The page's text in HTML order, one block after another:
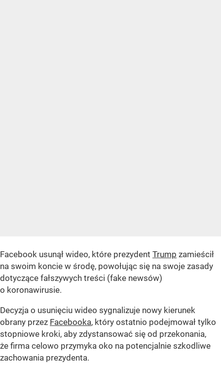
Facebook usunął wideo, które prezydent Trump zamieścił
na swoim koncie w środę, powołując się na swoje zasady
dotyczące fałszywych treści (fake newsów)
o koronawirusie.
Decyzja o usunięciu wideo sygnalizuje nowy kierunek
obrany przez Facebooka, który ostatnio podejmował tylko
stopniowe kroki, aby zdystansować się od przekonania,
że firma celowo przymyka oko na potencjalnie szkodliwe
zachowania prezydenta.